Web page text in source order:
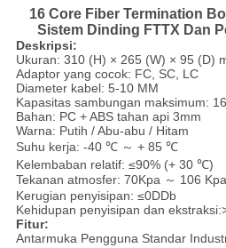
16 Core Fiber Termination
Sistem Dinding FTTX Dan
Deskripsi:
Ukuran: 310 (H) × 265 (W) × 95 (D)
Adaptor yang cocok: FC, SC, LC
Diameter kabel: 5-10 MM
Kapasitas sambungan maksimum:
Bahan: PC + ABS tahan api 3mm
Warna: Putih / Abu-abu / Hitam
Suhu kerja: -40 ℃ ～ + 85 ℃
Kelembaban relatif: ≤90% (+ 30 ℃)
Tekanan atmosfer: 70Kpa ～ 106 Kpa
Kerugian penyisipan: ≤0DDb
Kehidupan penyisipan dan
Fitur:
Antarmuka Pengguna Standar